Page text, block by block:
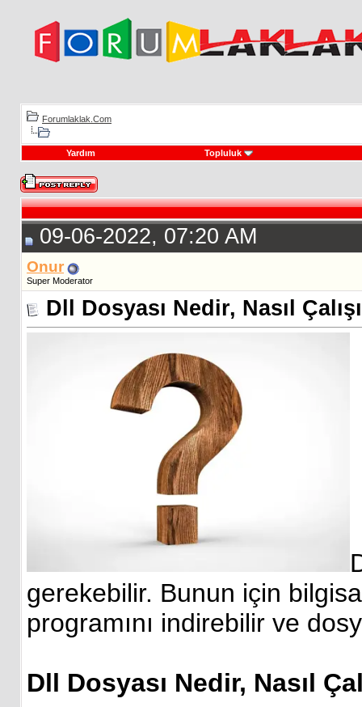
Forumlaklak.Com
Yardım Topluluk
09-06-2022, 07:20 AM
Onur
Super Moderator
Dll Dosyası Nedir, Nasıl
gerekebilir. Bunun için
programını indirebilir ve
Dll Dosyası Nedir, Nasıl